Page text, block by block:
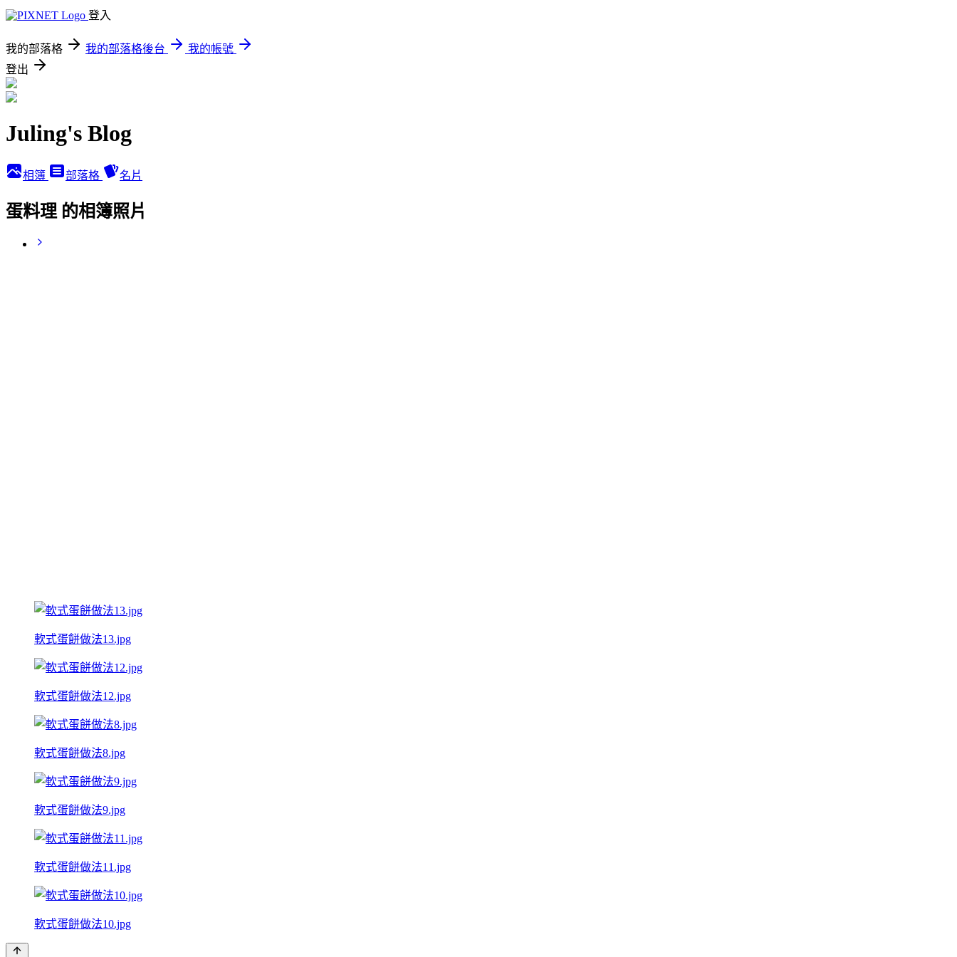
登入
我的部落格 我的部落格後台
我的帳號
登出
Juling's Blog
相簿 部落格 名片
蛋料理 的相簿照片
軟式蛋餅做法13.jpg
軟式蛋餅做法12.jpg
軟式蛋餅做法8.jpg
軟式蛋餅做法9.jpg
軟式蛋餅做法11.jpg
軟式蛋餅做法10.jpg